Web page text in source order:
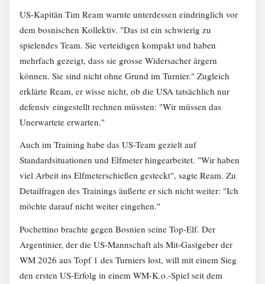
US-Kapitän Tim Ream warnte unterdessen eindringlich vor
dem bosnischen Kollektiv. "Das ist ein schwierig zu
spielendes Team. Sie verteidigen kompakt und haben
mehrfach gezeigt, dass sie grosse Widersacher ärgern
können. Sie sind nicht ohne Grund im Turnier." Zugleich
erklärte Ream, er wisse nicht, ob die USA tatsächlich nur
defensiv eingestellt rechnen müssten: "Wir müssen das
Unerwartete erwarten."
Auch im Training habe das US-Team gezielt auf
Standardsituationen und Elfmeter hingearbeitet. "Wir haben
viel Arbeit ins Elfmeterschießen gesteckt", sagte Ream. Zu
Detailfragen des Trainings äußerte er sich nicht weiter: "Ich
möchte darauf nicht weiter eingehen."
Pochettino brachte gegen Bosnien seine Top-Elf. Der
Argentinier, der die US-Mannschaft als Mit-Gastgeber der
WM 2026 aus Topf 1 des Turniers lost, will mit einem Sieg
den ersten US-Erfolg in einem WM-K.o.-Spiel seit dem